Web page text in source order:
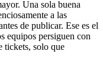
Una sola buena
a las
de publicar. Ese es el
equipos persiguen con
tickets, solo que